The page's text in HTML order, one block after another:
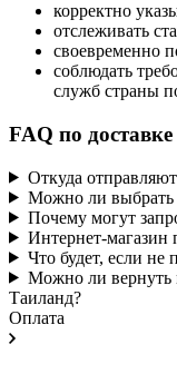
корректно
отслеживать
своевременно
соблюдать
служб страны
FAQ по доставке
Откуда
Можно ли выбрать
Почему могут
Интернет-магазин
Что будет, если не
Можно ли вернуть
Таиланд?
Оплата